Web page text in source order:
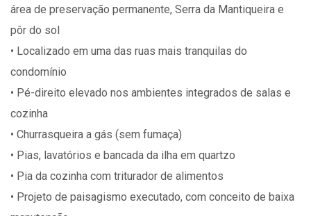
área de preservação permanente, Serra da Mantiqueira e
pôr do sol
• Localizado em uma das ruas mais tranquilas do
condomínio
• Pé-direito elevado nos ambientes integrados de salas e
cozinha
• Churrasqueira a gás (sem fumaça)
• Pias, lavatórios e bancada da ilha em quartzo
• Pia da cozinha com triturador de alimentos
• Projeto de paisagismo executado, com conceito de baixa